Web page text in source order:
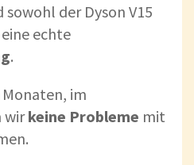
sowohl der Dyson V15
echte
.
im
wirkeine Probleme mit